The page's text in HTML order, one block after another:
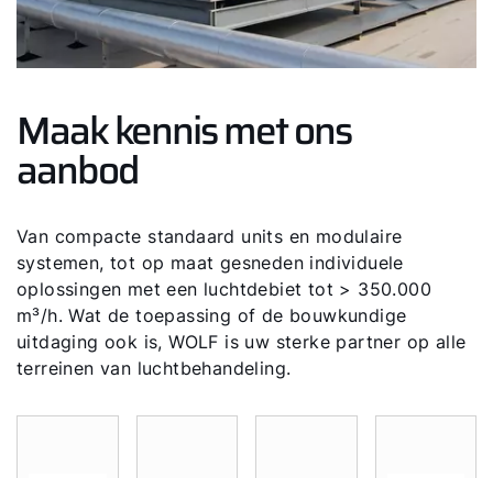
Maak kennis met ons
aanbod
Van compacte standaard units en modulaire
systemen, tot op maat gesneden individuele
oplossingen met een luchtdebiet tot > 350.000
m³/h. Wat de toepassing of de bouwkundige
uitdaging ook is, WOLF is uw sterke partner op alle
terreinen van luchtbehandeling.
Adresgegevens